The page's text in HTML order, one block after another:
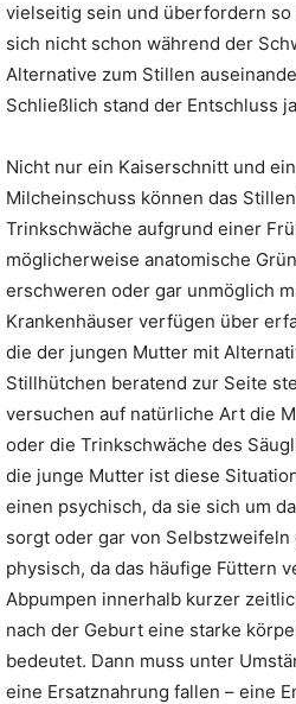
vielseitig sein und überfordern so
sich nicht schon während der
Alternative zum Stillen
Schließlich stand der Entschluss
Nicht nur ein Kaiserschnitt und
Milcheinschuss können das
Trinkschwäche aufgrund einer
möglicherweise anatomische
erschweren oder gar unmöglich
Krankenhäuser verfügen über
die der jungen Mutter mit
Stillhütchen beratend zur Seite
versuchen auf natürliche Art die
oder die Trinkschwäche des
die junge Mutter ist diese
einen psychisch, da sie sich um
sorgt oder gar von
physisch, da das häufige Füttern
Abpumpen innerhalb kurzer
nach der Geburt eine starke
bedeutet. Dann muss unter
eine Ersatznahrung fallen – eine